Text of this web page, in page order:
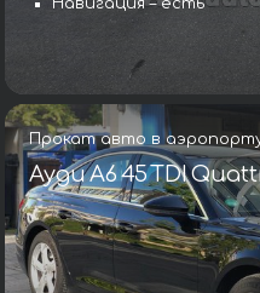
Навигация – есть
Прокат авто в
Ауди A6 45 TDI